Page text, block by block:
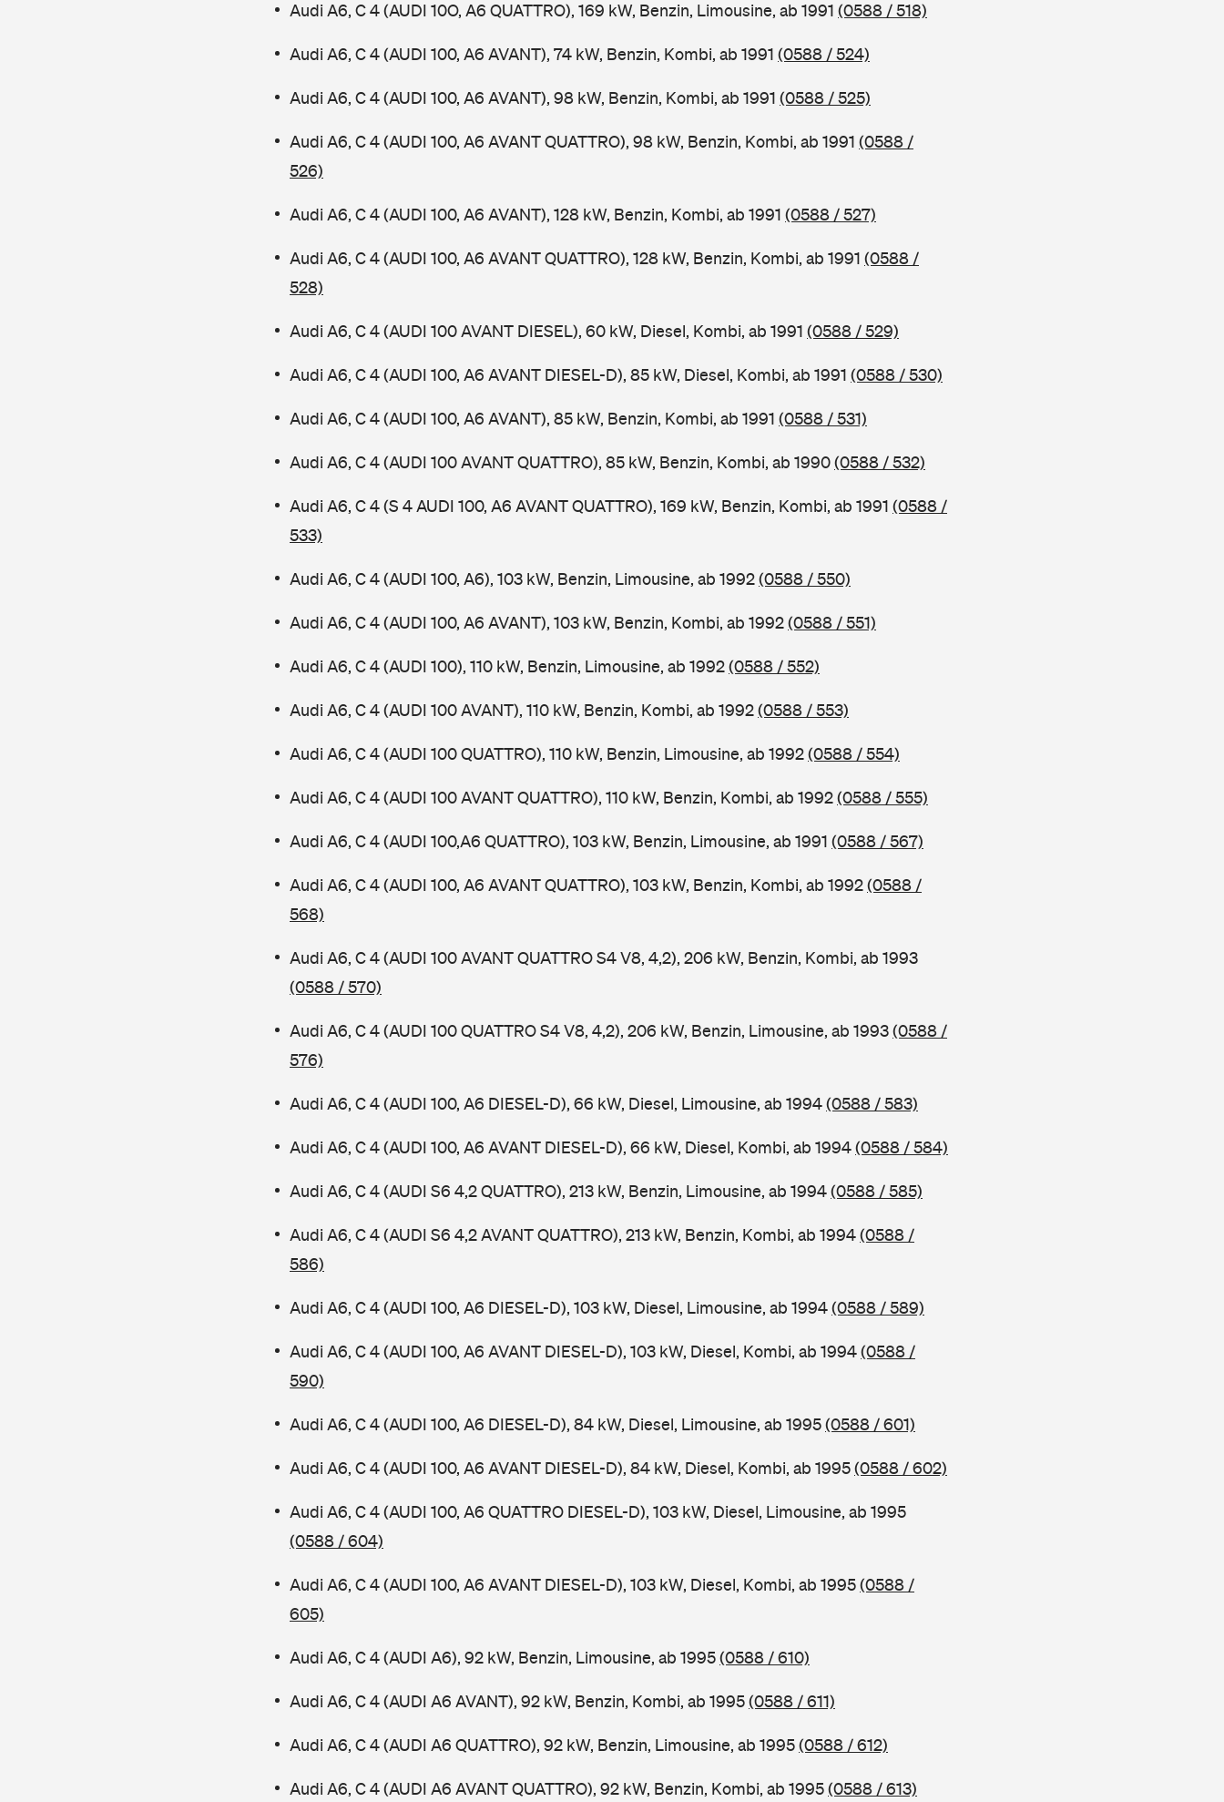
Audi A6, C 4 (AUDI 10O, A6 QUATTRO), 169 kW, Benzin, Limousine, ab 1991 (0588 / 518)
Audi A6, C 4 (AUDI 100, A6 AVANT), 74 kW, Benzin, Kombi, ab 1991 (0588 / 524)
Audi A6, C 4 (AUDI 100, A6 AVANT), 98 kW, Benzin, Kombi, ab 1991 (0588 / 525)
Audi A6, C 4 (AUDI 100, A6 AVANT QUATTRO), 98 kW, Benzin, Kombi, ab 1991 (0588 /
526)
Audi A6, C 4 (AUDI 100, A6 AVANT), 128 kW, Benzin, Kombi, ab 1991 (0588 / 527)
Audi A6, C 4 (AUDI 100, A6 AVANT QUATTRO), 128 kW, Benzin, Kombi, ab 1991 (0588 /
528)
Audi A6, C 4 (AUDI 100 AVANT DIESEL), 60 kW, Diesel, Kombi, ab 1991 (0588 / 529)
Audi A6, C 4 (AUDI 100, A6 AVANT DIESEL-D), 85 kW, Diesel, Kombi, ab 1991 (0588 / 530)
Audi A6, C 4 (AUDI 100, A6 AVANT), 85 kW, Benzin, Kombi, ab 1991 (0588 / 531)
Audi A6, C 4 (AUDI 100 AVANT QUATTRO), 85 kW, Benzin, Kombi, ab 1990(0588 / 532)
Audi A6, C 4 (S 4 AUDI 100, A6 AVANT QUATTRO), 169 kW, Benzin, Kombi, ab 1991 (0588 /
533)
Audi A6, C 4 (AUDI 100, A6), 103 kW, Benzin, Limousine, ab 1992(0588 / 550)
Audi A6, C 4 (AUDI 100, A6 AVANT), 103 kW, Benzin, Kombi, ab 1992(0588 / 551)
Audi A6, C 4 (AUDI 100), 110 kW, Benzin, Limousine, ab 1992(0588 / 552)
Audi A6, C 4 (AUDI 100 AVANT), 110 kW, Benzin, Kombi, ab 1992(0588 / 553)
Audi A6, C 4 (AUDI 100 QUATTRO), 110 kW, Benzin, Limousine, ab 1992(0588 / 554)
Audi A6, C 4 (AUDI 100 AVANT QUATTRO), 110 kW, Benzin, Kombi, ab 1992(0588 / 555)
Audi A6, C 4 (AUDI 100,A6 QUATTRO), 103 kW, Benzin, Limousine, ab 1991 (0588 / 567)
Audi A6, C 4 (AUDI 100, A6 AVANT QUATTRO), 103 kW, Benzin, Kombi, ab 1992(0588 /
568)
Audi A6, C 4 (AUDI 100 AVANT QUATTRO S4 V8, 4,2), 206 kW, Benzin, Kombi, ab 1993
(0588 / 570)
Audi A6, C 4 (AUDI 100 QUATTRO S4 V8, 4,2), 206 kW, Benzin, Limousine, ab 1993(0588 /
576)
Audi A6, C 4 (AUDI 100, A6 DIESEL-D), 66 kW, Diesel, Limousine, ab 1994(0588 / 583)
Audi A6, C 4 (AUDI 100, A6 AVANT DIESEL-D), 66 kW, Diesel, Kombi, ab 1994(0588 / 584)
Audi A6, C 4 (AUDI S6 4,2 QUATTRO), 213 kW, Benzin, Limousine, ab 1994(0588 / 585)
Audi A6, C 4 (AUDI S6 4,2 AVANT QUATTRO), 213 kW, Benzin, Kombi, ab 1994(0588 /
586)
Audi A6, C 4 (AUDI 100, A6 DIESEL-D), 103 kW, Diesel, Limousine, ab 1994(0588 / 589)
Audi A6, C 4 (AUDI 100, A6 AVANT DIESEL-D), 103 kW, Diesel, Kombi, ab 1994(0588 /
590)
Audi A6, C 4 (AUDI 100, A6 DIESEL-D), 84 kW, Diesel, Limousine, ab 1995(0588 / 601)
Audi A6, C 4 (AUDI 100, A6 AVANT DIESEL-D), 84 kW, Diesel, Kombi, ab 1995(0588 / 602)
Audi A6, C 4 (AUDI 100, A6 QUATTRO DIESEL-D), 103 kW, Diesel, Limousine, ab 1995
(0588 / 604)
Audi A6, C 4 (AUDI 100, A6 AVANT DIESEL-D), 103 kW, Diesel, Kombi, ab 1995(0588 /
605)
Audi A6, C 4 (AUDI A6), 92 kW, Benzin, Limousine, ab 1995(0588 / 610)
Audi A6, C 4 (AUDI A6 AVANT), 92 kW, Benzin, Kombi, ab 1995(0588 / 611)
Audi A6, C 4 (AUDI A6 QUATTRO), 92 kW, Benzin, Limousine, ab 1995(0588 / 612)
Audi A6, C 4 (AUDI A6 AVANT QUATTRO), 92 kW, Benzin, Kombi, ab 1995(0588 / 613)